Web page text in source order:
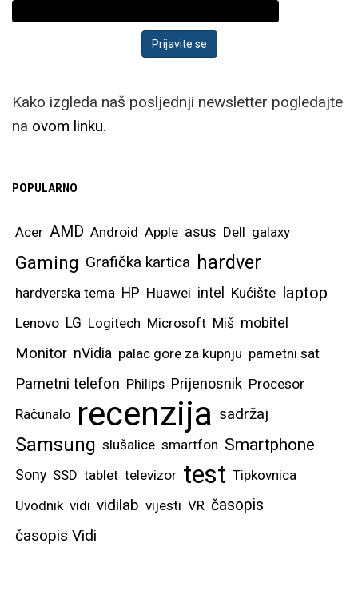
Kako izgleda naš posljednji newsletter pogledajte
na ovom linku.
POPULARNO
Acer AMD Android Apple asus Dell galaxy
Gaming Grafička kartica hardver
hardverska tema HP Huawei intel Kućište laptop
Lenovo LG Logitech Microsoft Miš mobitel
Monitor nVidia palac gore za kupnju pametni sat
Pametni telefon Philips Prijenosnik Procesor
Računalo recenzija sadržaj
Samsung slušalice smartfon Smartphone
Sony SSD tablet televizor test Tipkovnica
Uvodnik vidi vidilab vijesti VR časopis
časopis Vidi